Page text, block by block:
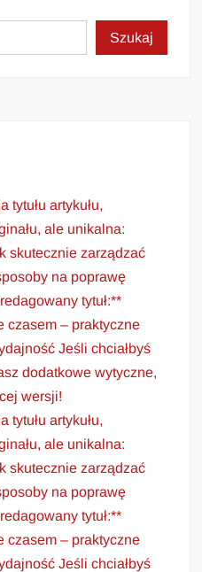
Szukaj
tytułu artykułu,
ale unikalna:
skutecznie zarządzać
na poprawę
tytuł:**
czasem – praktyczne
Jeśli chciałbyś
dodatkowe wytyczne,
wersji!
tytułu artykułu,
ale unikalna:
skutecznie zarządzać
na poprawę
tytuł:**
czasem – praktyczne
Jeśli chciałbyś